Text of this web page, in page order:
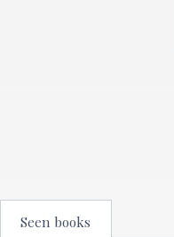
Seen books